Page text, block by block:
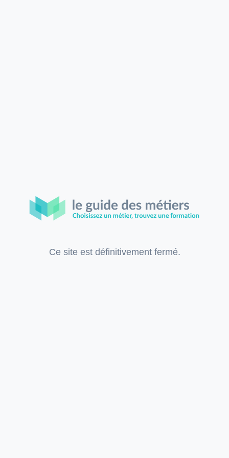
Ce site est définitivement fermé.